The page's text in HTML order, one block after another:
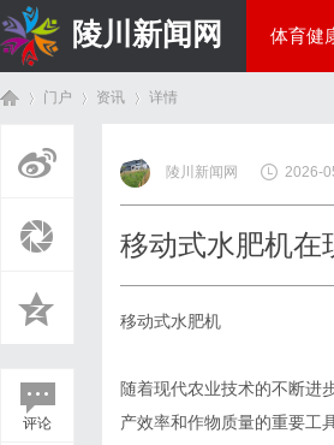
陵川新闻网 体育健
门户 资讯
›
详情
评论
陵川新闻网 2026-
移动式水肥机在
移动式水肥机
随着现代农业技术的不断进
产效率和作物质量的重要工